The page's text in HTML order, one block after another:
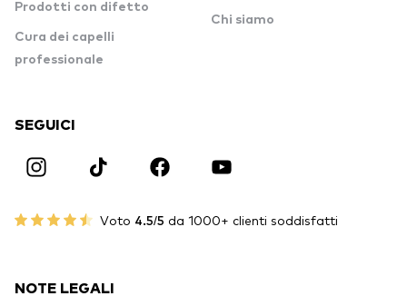
Prodotti con difetto
Cura dei capelli
professionale
Chi siamo
SEGUICI
Voto 4.5/5 da 1000+ clienti soddisfatti
NOTE LEGALI